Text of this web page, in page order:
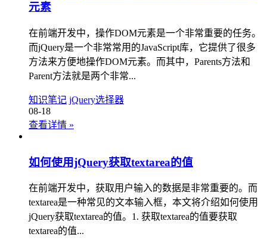
元素
在前端开发中，操作DOM元素是一个非常重要的任务。
而jQuery是一个非常常用的JavaScript库，它提供了很多
方法来方便地操作DOM元素。而其中，Parents方法和
Parent方法就是两个非常...
知识笔记 jQuery选择器
08-18
查看详情 »
如何使用jQuery获取textarea的值
在前端开发中，获取用户输入的数据是非常重要的。而
textarea是一种常见的文本输入框，本文将介绍如何使用
jQuery获取textarea的值。1. 获取textarea的值要获取
textarea的值...